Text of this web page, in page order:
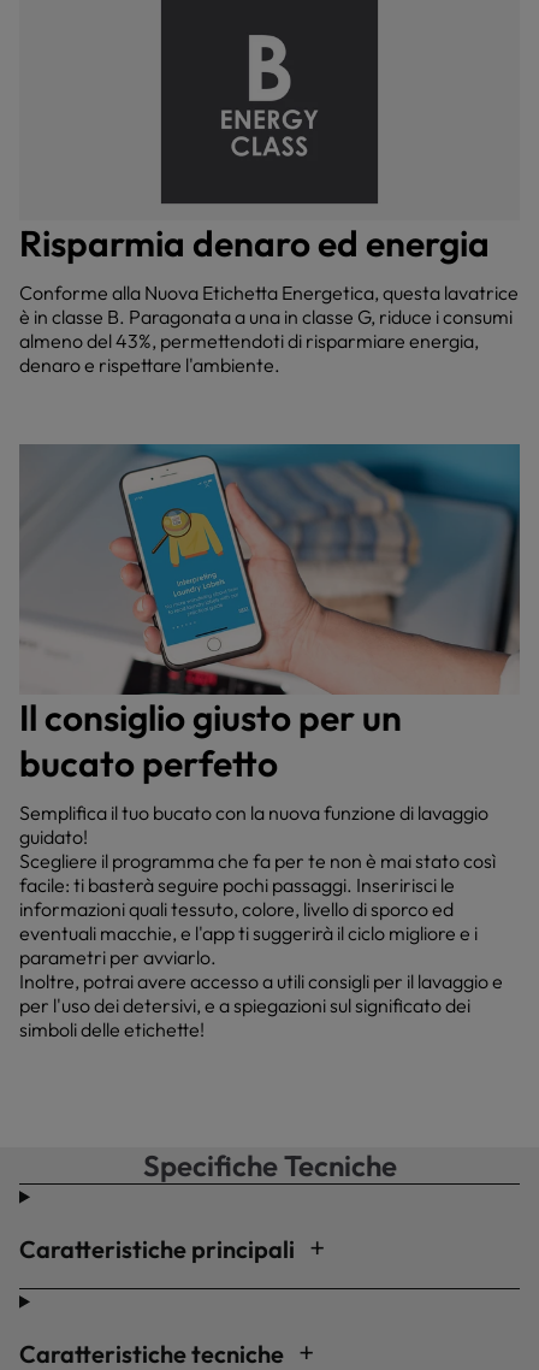
Risparmia denaro ed energia
Conforme alla Nuova Etichetta Energetica, questa lavatrice
è in classe B. Paragonata a una in classe G, riduce i consumi
almeno del 43%, permettendoti di risparmiare energia,
denaro e rispettare l'ambiente.
Il consiglio giusto per un
bucato perfetto
Semplifica il tuo bucato con la nuova funzione di lavaggio
guidato!
Scegliere il programma che fa per te non è mai stato così
facile: ti basterà seguire pochi passaggi. Inseririsci le
informazioni quali tessuto, colore, livello di sporco ed
eventuali macchie, e l'app ti suggerirà il ciclo migliore e i
parametri per avviarlo.
Inoltre, potrai avere accesso a utili consigli per il lavaggio e
per l'uso dei detersivi, e a spiegazioni sul significato dei
simboli delle etichette!
Specifiche Tecniche
Caratteristiche principali
Caratteristiche tecniche